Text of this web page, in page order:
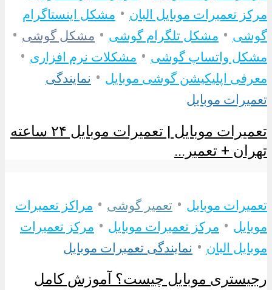
مرکز تعمیرات موبایل البان • مشکل اینستاگرام
گوشی • مشکل تلگرام گوشی • مشکل گوشی •
مشکل واتساپ گوشی • مشکلات نرم افزاری •
معرفی اپلیکیشن گوشی موبایل • نمایندگی
تعمیرات موبایل
تعمیرات موبایل | تعمیرات موبایل ۲۴ ساعته
تهران + تعمیر...
تعمیرات موبایل • تعمیر گوشی • مراکز تعمیرات
موبایل • مرکز تعمیرات موبایل • مرکز تعمیرات
موبایل البان • نمایندگی تعمیرات موبایل
رجیستری موبایل چیست؟ آموزش کامل